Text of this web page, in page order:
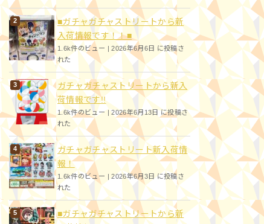
■ガチャガチャストリートから新
入荷情報です！！■
1.6k件のビュー |2026年6月6日 に投稿さ
れた
ガチャガチャストリートから新入
荷情報です!!
1.6k件のビュー|2026年6月13日 に投稿さ
れた
ガチャガチャストリート新入荷情
報！
1.6k件のビュー |2026年6月3日 に投稿さ
れた
■ガチャガチャストリートから新